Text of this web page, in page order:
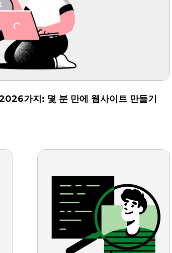
가지: 몇 분 만에 웹사이트 만들기